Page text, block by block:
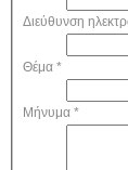
Διεύθυνση
Θέμα *
Μήνυμα *